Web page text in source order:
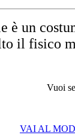
un
il fisico
Vuoi
VAI AL